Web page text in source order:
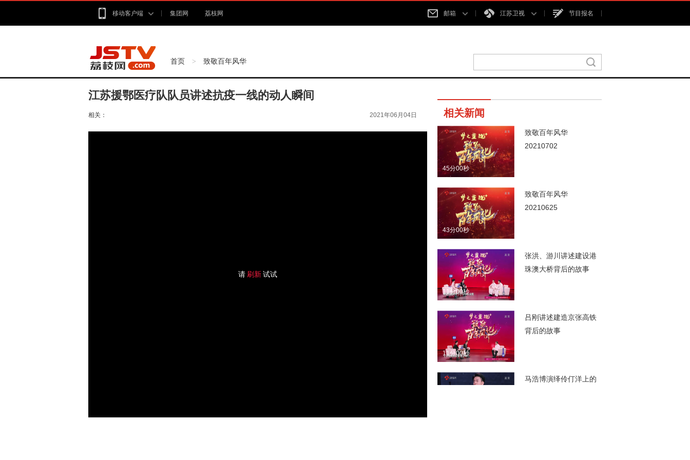
移动客户端 集团网 荔枝网 邮箱 江苏卫视 节目报名
首页 > 致敬百年风华
江苏援鄂医疗队队员讲述抗疫一线的动人瞬间
相关： 2021年06月04日
请 刷新 试试
相关新闻
45分00秒
致敬百年风华
20210702
43分00秒
致敬百年风华
20210625
11分00秒
张洪、游川讲述建设港
珠澳大桥背后的故事
11分00秒
吕刚讲述建造京张高铁
背后的故事
马浩博演绎伶仃洋上的